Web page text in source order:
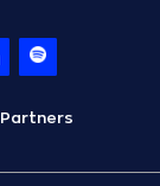
Partners